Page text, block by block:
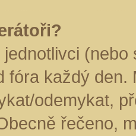
fóra každý
odemykat,
řečeno,